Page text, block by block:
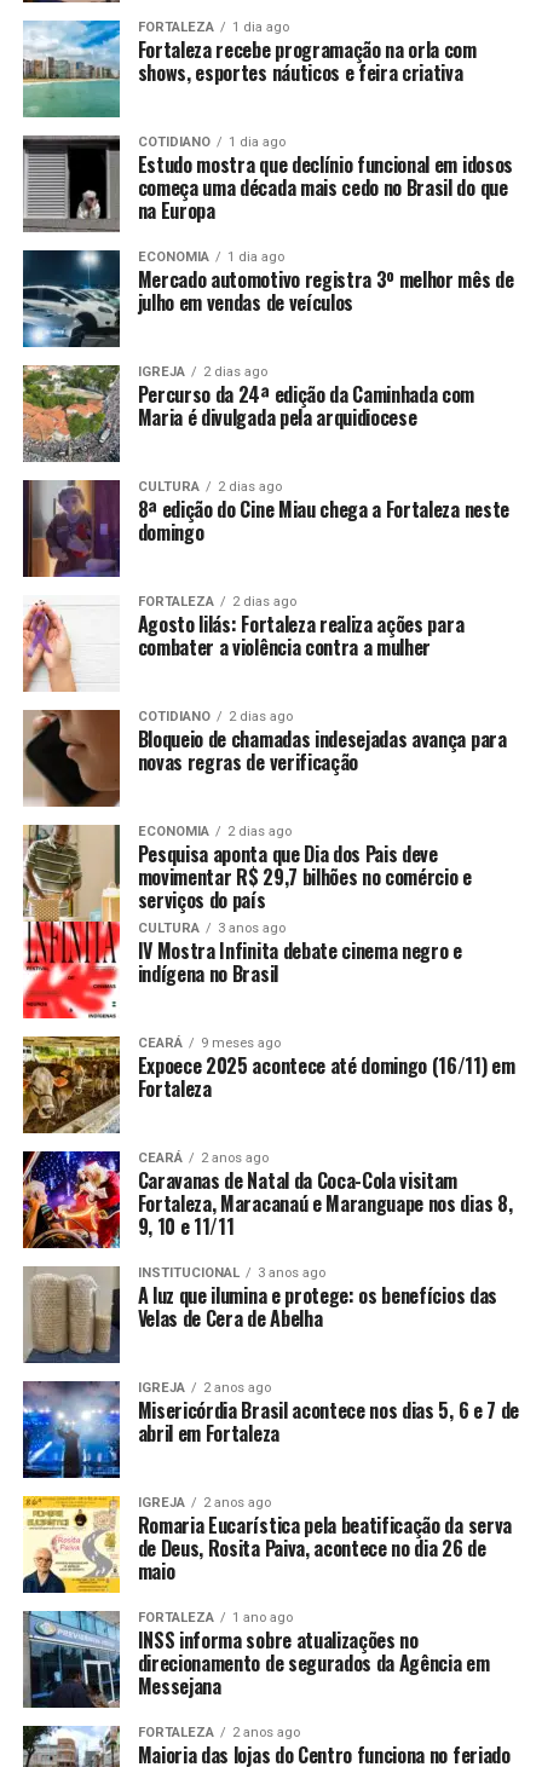
FORTALEZA 1 dia ago
Fortaleza recebe programação na orla com
shows, esportes náuticos e feira criativa
COTIDIANO 1 dia ago
Estudo mostra que declínio funcional em idosos
começa uma década mais cedo no Brasil do que
na Europa
ECONOMIA 1 dia ago
Mercado automotivo registra 3º melhor mês de
julho em vendas de veículos
IGREJA 2 dias ago
Percurso da 24ª edição da Caminhada com
Maria é divulgada pela arquidiocese
CULTURA 2 dias ago
8ª edição do Cine Miau chega a Fortaleza neste
domingo
FORTALEZA 2 dias ago
Agosto lilás: Fortaleza realiza ações para
combater a violência contra a mulher
COTIDIANO 2 dias ago
Bloqueio de chamadas indesejadas avança para
novas regras de verificação
ECONOMIA 2 dias ago
Pesquisa aponta que Dia dos Pais deve
movimentar R$ 29,7 bilhões no comércio e
serviços do país
CULTURA 3 anos ago
IV Mostra Infinita debate cinema negro e
indígena no Brasil
CEARÁ 9 meses ago
Expoece 2025 acontece até domingo (16/11) em
Fortaleza
CEARÁ 2 anos ago
Caravanas de Natal da Coca-Cola visitam
Fortaleza, Maracanaú e Maranguape nos dias 8,
9, 10 e 11/11
INSTITUCIONAL 3 anos ago
A luz que ilumina e protege: os benefícios das
Velas de Cera de Abelha
IGREJA 2 anos ago
Misericórdia Brasil acontece nos dias 5, 6 e 7 de
abril em Fortaleza
IGREJA 2 anos ago
Romaria Eucarística pela beatificação da serva
de Deus, Rosita Paiva, acontece no dia 26 de
maio
FORTALEZA 1 ano ago
INSS informa sobre atualizações no
direcionamento de segurados da Agência em
Messejana
FORTALEZA 2 anos ago
Maioria das lojas do Centro funciona no feriado